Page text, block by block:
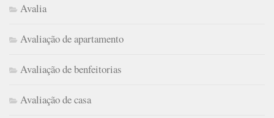
Avalia
Avaliação de apartamento
Avaliação de benfeitorias
Avaliação de casa